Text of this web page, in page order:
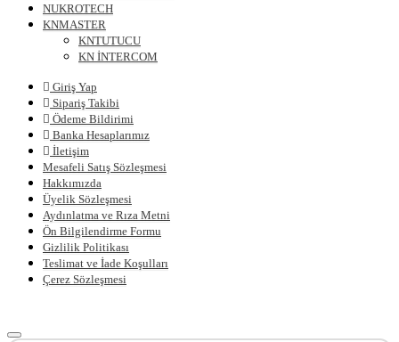
NUKROTECH
KNMASTER
KNTUTUCU
KN İNTERCOM
Giriş Yap
Sipariş Takibi
Ödeme Bildirimi
Banka Hesaplarımız
İletişim
Mesafeli Satış Sözleşmesi
Hakkımızda
Üyelik Sözleşmesi
Aydınlatma ve Rıza Metni
Ön Bilgilendirme Formu
Gizlilik Politikası
Teslimat ve İade Koşulları
Çerez Sözleşmesi